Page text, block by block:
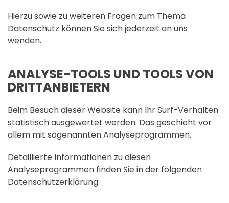
Hierzu sowie zu weiteren Fragen zum Thema
Datenschutz können Sie sich jederzeit an uns
wenden.
ANALYSE-TOOLS UND TOOLS VON
DRITT­ANBIETERN
Beim Besuch dieser Website kann Ihr Surf-Verhalten
statistisch ausgewertet werden. Das geschieht vor
allem mit sogenannten Analyseprogrammen.
Detaillierte Informationen zu diesen
Analyseprogrammen finden Sie in der folgenden
Datenschutzerklärung.